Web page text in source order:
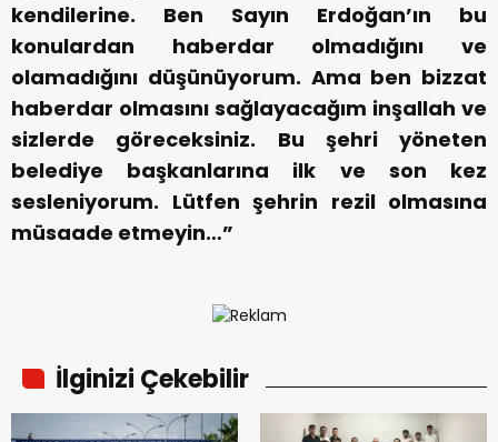
kendilerine. Ben Sayın Erdoğan’ın bu
konulardan haberdar olmadığını ve
olamadığını düşünüyorum. Ama ben bizzat
haberdar olmasını sağlayacağım inşallah ve
sizlerde göreceksiniz. Bu şehri yöneten
belediye başkanlarına ilk ve son kez
sesleniyorum. Lütfen şehrin rezil olmasına
müsaade etmeyin…”
İlginizi Çekebilir